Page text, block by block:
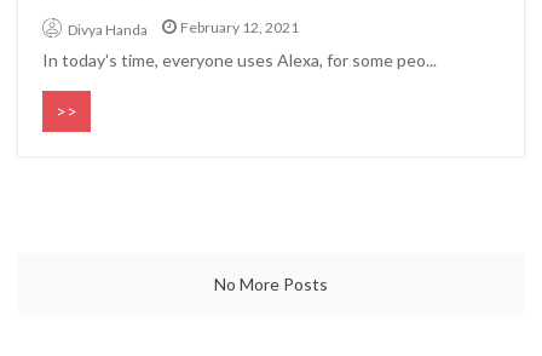
Divya Handa February 12, 2021
In today's time, everyone uses Alexa, for some peo...
>>
No More Posts